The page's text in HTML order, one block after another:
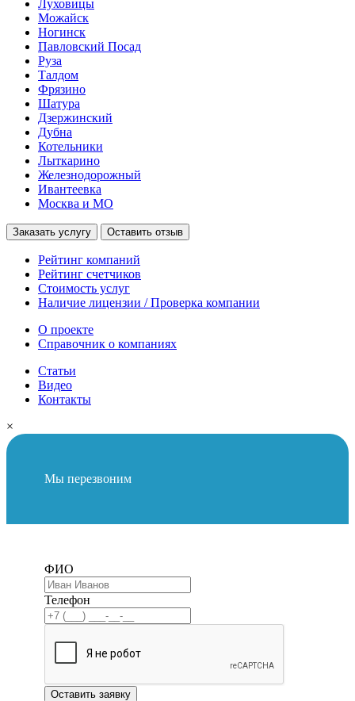
Луховицы
Можайск
Ногинск
Павловский Посад
Руза
Талдом
Фрязино
Шатура
Дзержинский
Дубна
Котельники
Лыткарино
Железнодорожный
Ивантеевка
Москва и МО
Заказать услугу Оставить отзыв
Рейтинг компаний
Рейтинг счетчиков
Стоимость услуг
Наличие лицензии / Проверка компании
О проекте
Справочник о компаниях
Статьи
Видео
Контакты
×
Мы перезвоним
ФИО
Телефон
Оставить заявку